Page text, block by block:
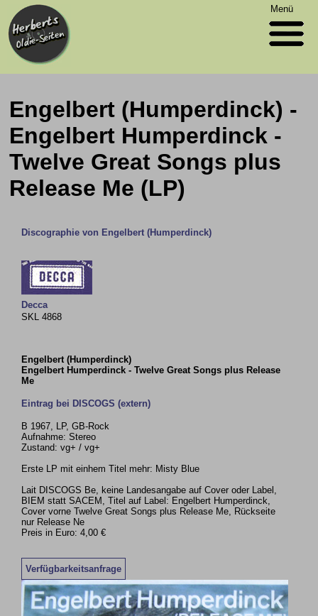
Menü
Engelbert (Humperdinck) -
Engelbert Humperdinck -
Twelve Great Songs plus
Release Me (LP)
Discographie von Engelbert (Humperdinck)
Decca
SKL 4868
Engelbert (Humperdinck)
Engelbert Humperdinck - Twelve Great Songs plus Release
Me
Eintrag bei DISCOGS (extern)
B 1967, LP, GB-Rock
Aufnahme: Stereo
Zustand: vg+ / vg+
Erste LP mit einhem Titel mehr: Misty Blue
Lait DISCOGS Be, keine Landesangabe auf Cover oder Label,
BIEM statt SACEM, Titel auf Label: Engelbert Humperdinck,
Cover vorne Twelve Great Songs plus Release Me, Rückseite
nur Release Ne
Preis in Euro: 4,00 €
Verfügbarkeitsanfrage